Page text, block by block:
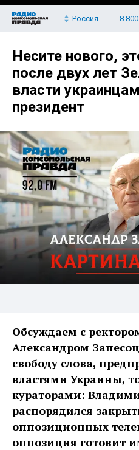
Россия 8
Несите нового,
после двух лет
власти
президент
Обсуждаем с
Александром
свободу слова,
властями Украины,
кураторами:
распорядился
оппозиционных
оппозиция готовит